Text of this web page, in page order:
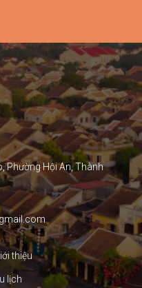
Phường Hội An, Thành
thiệu
lịch